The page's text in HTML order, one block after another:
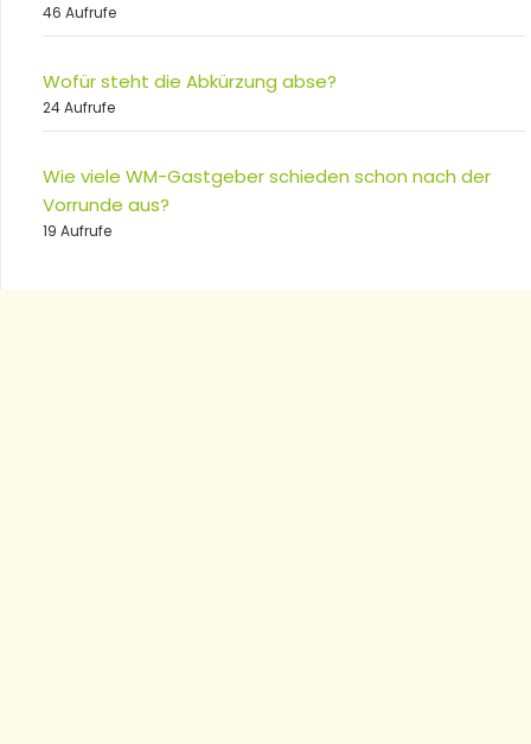
46 Aufrufe
Wofür steht die Abkürzung abse?
24 Aufrufe
Wie viele WM-Gastgeber schieden schon nach der
Vorrunde aus?
19 Aufrufe